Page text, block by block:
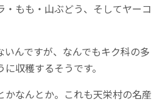
・もも・山ぶどう、そしてヤーコ
んですが、なんでもキク科の多
収穫するそうです。
かなんとか。これも天栄村の名産